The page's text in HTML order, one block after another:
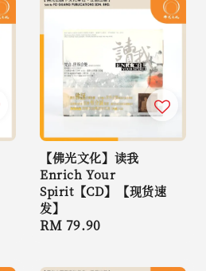
【佛光文化】读我
Enrich Your
Spirit【CD】【现货速
发】
Regular
RM 79.90